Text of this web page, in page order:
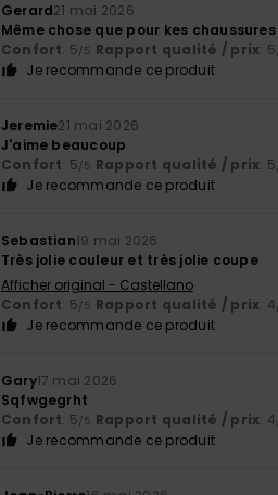
Gerard21 mai 2026
Même chose que pour kes
Confort: 5/5 Rapport qualité / prix: 5
Je recommande ce produit
Jeremie21 mai 2026
J'aime beaucoup
Confort: 5/5 Rapport qualité / prix: 5
Je recommande ce produit
Sebastian19 mai 2026
Très jolie couleur et très jolie coupe
Afficher original - Castellano
Confort: 5/5 Rapport qualité / prix: 4
Je recommande ce produit
Gary17 mai 2026
Sqfwgegrht
Confort: 5/5 Rapport qualité / prix: 4
Je recommande ce produit